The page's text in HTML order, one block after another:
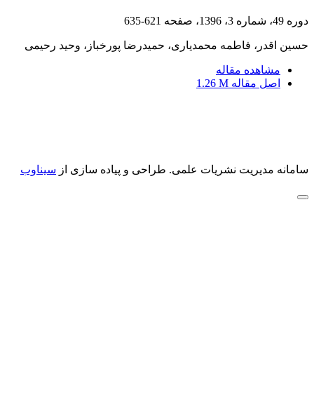
دوره 49، شماره 3، 1396، صفحه 621-635
حسین اقدر، فاطمه محمدیاری، حمیدرضا پورخباز، وحید رحیمی
مشاهده مقاله
اصل مقاله 1.26 M
سامانه مدیریت نشریات علمی. طراحی و پیاده سازی از سیناوب